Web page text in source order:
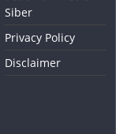
Siber
Privacy Policy
Disclaimer